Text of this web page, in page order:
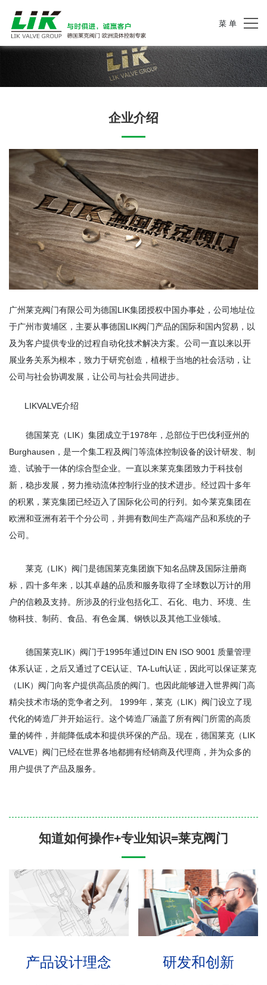
菜 单
企业介绍
广州莱克阀门有限公司为德国LIK集团授权中国办事处，公司地址位
于广州市黄埔区，主要从事德国LIK阀门产品的国际和国内贸易，以
及为客户提供专业的过程自动化技术解决方案。公司一直以来以开
展业务关系为根本，致力于研究创造，植根于当地的社会活动，让
公司与社会协调发展，让公司与社会共同进步。
LIKVALVE介绍
德国莱克（LIK）集团成立于1978年，总部位于巴伐利亚州的
Burghausen，是一个集工程及阀门等流体控制设备的设计研发、制
造、试验于一体的综合型企业。一直以来莱克集团致力于科技创
新，稳步发展，努力推动流体控制行业的技术进步。经过四十多年
的积累，莱克集团已经迈入了国际化公司的行列。如今莱克集团在
欧洲和亚洲有若干个分公司，并拥有数间生产高端产品和系统的子
公司。
莱克（LIK）阀门是德国莱克集团旗下知名品牌及国际注册商
标，四十多年来，以其卓越的品质和服务取得了全球数以万计的用
户的信赖及支持。所涉及的行业包括化工、石化、电力、环境、生
物科技、制药、食品、有色金属、钢铁以及其他工业领域。
德国莱克LIK）阀门于1995年通过DIN EN ISO 9001 质量管理
体系认证，之后又通过了CE认证、TA-Luft认证，因此可以保证莱克
（LIK）阀门向客户提供高品质的阀门。也因此能够进入世界阀门高
精尖技术市场的竞争者之列。 1999年，莱克（LIK）阀门设立了现
代化的铸造厂并开始运行。这个铸造厂涵盖了所有阀门所需的高质
量的铸件，并能降低成本和提供环保的产品。现在，德国莱克（LIK
VALVE）阀门已经在世界各地都拥有经销商及代理商，并为众多的
用户提供了产品及服务。
知道如何操作+专业知识=莱克阀门
产品设计理念 研发和创新